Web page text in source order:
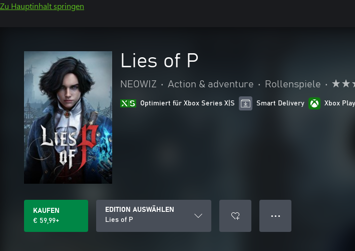
Zu Hauptinhalt springen
Lies of P
NEOWIZ • Action & adventure • Rollenspiele •
Optimiert für Xbox Series X|S Smart Delivery Xbox
KAUFEN
€ 59,99+
EDITION AUSWÄHLEN
Lies of P
● ● ●